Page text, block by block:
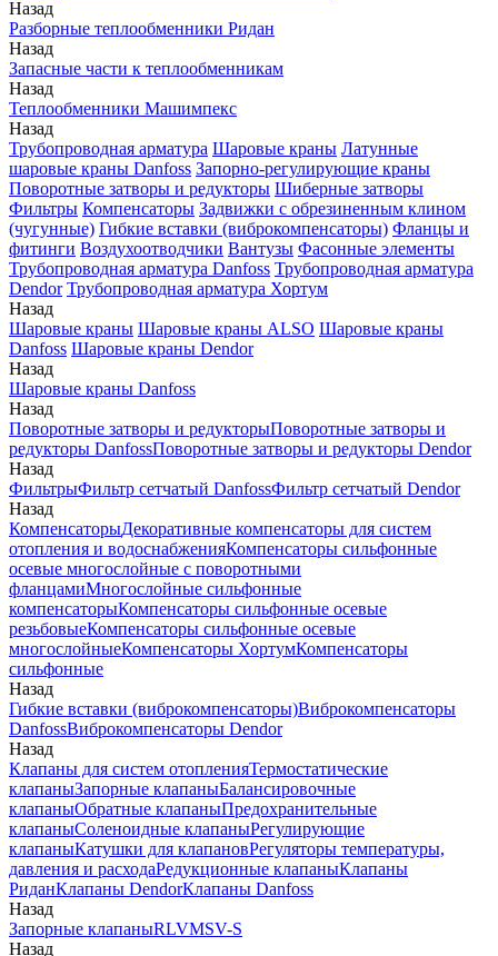
Назад
Разборные теплообменники Ридан
Назад
Запасные части к теплообменникам
Назад
Теплообменники Машимпекс
Назад
Трубопроводная арматура Шаровые краны Латунные
шаровые краны Danfoss Запорно-регулирующие краны
Поворотные затворы и редукторы Шиберные затворы
Фильтры Компенсаторы Задвижки с обрезиненным клином
(чугунные) Гибкие вставки (виброкомпенсаторы) Фланцы и
фитинги Воздухоотводчики Вантузы Фасонные элементы
Трубопроводная арматура Danfoss Трубопроводная арматура
Dendor Трубопроводная арматура Хортум
Назад
Шаровые краны Шаровые краны ALSO Шаровые краны
Danfoss Шаровые краны Dendor
Назад
Шаровые краны Danfoss
Назад
Поворотные затворы и редукторыПоворотные затворы и
редукторы DanfossПоворотные затворы и редукторы Dendor
Назад
ФильтрыФильтр сетчатый DanfossФильтр сетчатый Dendor
Назад
КомпенсаторыДекоративные компенсаторы для систем
отопления и водоснабженияКомпенсаторы сильфонные
осевые многослойные с поворотными
фланцамиМногослойные сильфонные
компенсаторыКомпенсаторы сильфонные осевые
резьбовыеКомпенсаторы сильфонные осевые
многослойныеКомпенсаторы ХортумКомпенсаторы
сильфонные
Назад
Гибкие вставки (виброкомпенсаторы)Виброкомпенсаторы
DanfossВиброкомпенсаторы Dendor
Назад
Клапаны для систем отопленияТермостатические
клапаныЗапорные клапаныБалансировочные
клапаныОбратные клапаныПредохранительные
клапаныСоленоидные клапаныРегулирующие
клапаныКатушки для клапановРегуляторы температуры,
давления и расходаРедукционные клапаныКлапаны
РиданКлапаны DendorКлапаны Danfoss
Назад
Запорные клапаныRLVMSV-S
Назад